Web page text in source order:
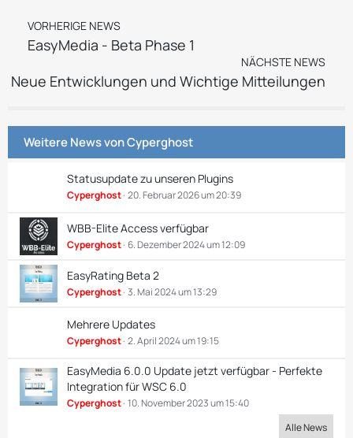
VORHERIGE NEWS
EasyMedia - Beta Phase 1
NÄCHSTE NEWS
Neue Entwicklungen und Wichtige Mitteilungen
Weitere News vonCyperghost
Statusupdate zu unseren Plugins
Cyperghost 20. Februar 2026 um 20:39
WBB-Elite Access verfügbar
Cyperghost 6. Dezember 2024 um 12:09
EasyRating Beta 2
Cyperghost 3. Mai 2024 um 13:29
Mehrere Updates
Cyperghost 2. April 2024 um 19:15
EasyMedia 6.0.0 Update jetzt verfügbar - Perfekte
Integration für WSC 6.0
Cyperghost 10. November 2023 um 15:40
Alle News